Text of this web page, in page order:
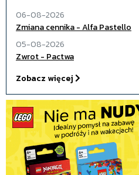
06-08-2026
Zmiana cennika - Alfa Pastello
05-08-2026
Zwrot - Pactwa
Zobacz więcej